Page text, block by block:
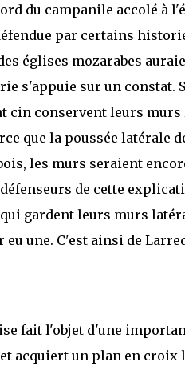
du campanile accolé à
par certains
églises mozarabes
s'appuie sur un
cin conservent leurs
que la poussée latérale
les murs seraient
de cette
gardent leurs murs
une. C'est ainsi de
fait l'objet d'une
acquiert un plan en croix